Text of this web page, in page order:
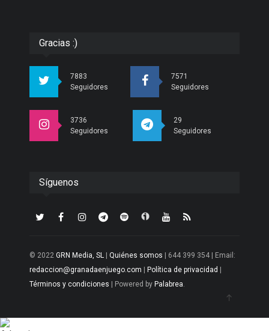
Gracias :)
7883
Seguidores
7571
Seguidores
3736
Seguidores
29
Seguidores
Síguenos
© 2022 GRN Media, SL Quiénes somos | 644 399 354 | Email:
redaccion@granadaenjuego.com
Política de privacidad
Términos y condiciones | Powered by Palabrea.